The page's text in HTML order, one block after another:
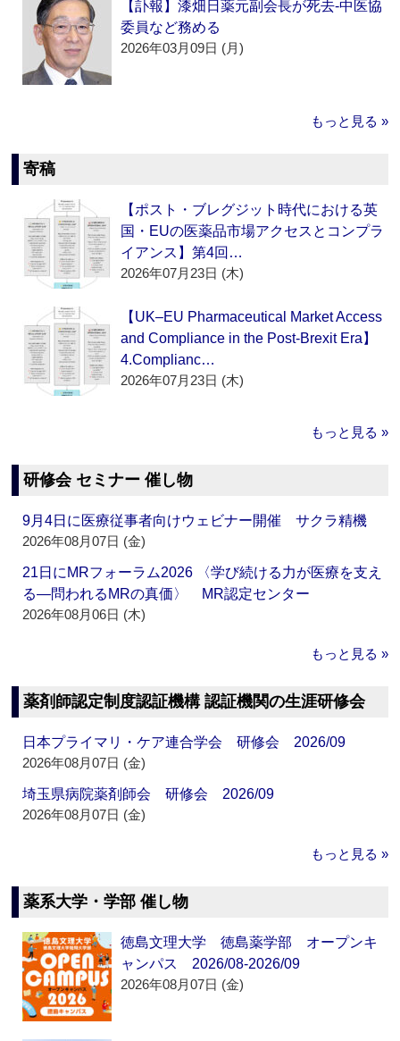
【訃報】漆畑日薬元副会長が死去‐中医協
委員など務める
2026年03月09日 (月)
もっと見る »
寄稿
【ポスト・ブレグジット時代における英
国・EUの医薬品市場アクセスとコンプラ
イアンス】第4回…
2026年07月23日 (木)
【UK–EU Pharmaceutical Market Access
and Compliance in the Post-Brexit Era】
4.Complianc…
2026年07月23日 (木)
もっと見る »
研修会 セミナー 催し物
9月4日に医療従事者向けウェビナー開催 サクラ精機
2026年08月07日 (金)
21日にMRフォーラム2026 〈学び続ける力が医療を支え
る―問われるMRの真価〉 MR認定センター
2026年08月06日 (木)
もっと見る »
薬剤師認定制度認証機構 認証機関の生涯研修会
日本プライマリ・ケア連合学会 研修会 2026/09
2026年08月07日 (金)
埼玉県病院薬剤師会 研修会 2026/09
2026年08月07日 (金)
もっと見る »
薬系大学・学部 催し物
徳島文理大学 徳島薬学部 オープンキ
ャンパス 2026/08-2026/09
2026年08月07日 (金)